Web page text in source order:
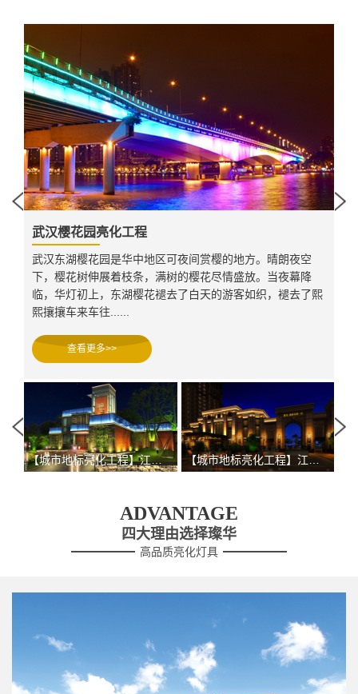
武汉樱花园亮化工程
武汉东湖樱花园是华中地区可夜间赏樱的地方。晴朗夜空
下，樱花树伸展着枝条，满树的樱花尽情盛放。当夜幕降
临，华灯初上，东湖樱花褪去了白天的游客如织，褪去了熙
熙攘攘车来车往......
查看更多>>
【城市地标亮化工程】江门市特色地标照明景观 【城市地标亮化工程】江门市特色地标照明景观
ADVANTAGE
四大理由选择璨华
高品质亮化灯具